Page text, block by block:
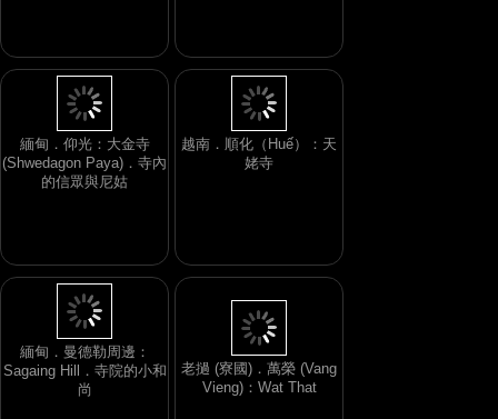
緬甸．仰光：大金寺
(Shwedagon Paya)．寺內
的信眾與尼姑
越南．順化（Huế）：天
姥寺
緬甸．曼德勒周邊：
Sagaing Hill．寺院的小和
尚
老撾 (寮國)．萬榮 (Vang
Vieng)：Wat That